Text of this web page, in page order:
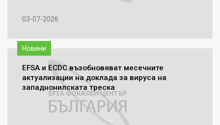
03-07-2026
Новини
EFSA и ECDC възобновяват месечните
актуализации на доклада за вируса на
западнонилската треска